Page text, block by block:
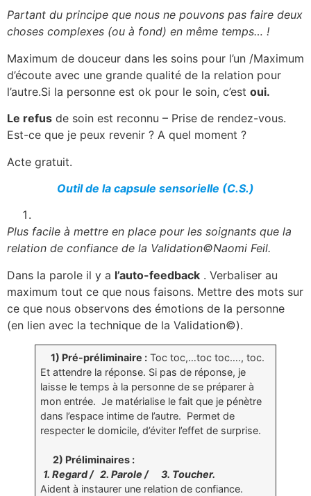
Partant du principe que nous ne pouvons pas faire deux
choses complexes (ou à fond) en même temps… !
Maximum de douceur dans les soins pour l’un /Maximum
d’écoute avec une grande qualité de la relation pour
l’autre.Si la personne est ok pour le soin, c’est oui.
Le refus de soin est reconnu – Prise de rendez-vous.
Est-ce que je peux revenir ? A quel moment ?
Acte gratuit.
Outil de la capsule sensorielle (C.S.)
Plus facile à mettre en place pour les soignants que la
relation de confiance de la Validation©Naomi Feil.
Dans la parole il y a l’auto-feedback . Verbaliser au
maximum tout ce que nous faisons. Mettre des mots sur
ce que nous observons des émotions de la personne
(en lien avec la technique de la Validation©).
1) Pré-préliminaire : Toc toc,…toc toc…., toc.
Et attendre la réponse. Si pas de réponse, je
laisse le temps à la personne de se préparer à
mon entrée. Je matérialise le fait que je pénètre
dans l’espace intime de l’autre. Permet de
respecter le domicile, d’éviter l’effet de surprise.
2) Préliminaires :
1. Regard / 2. Parole / 3. Toucher.
Aident à instaurer une relation de confiance.